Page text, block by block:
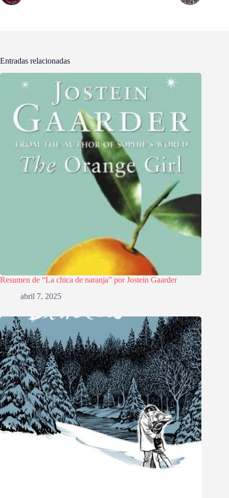
Entradas relacionadas
Resumen de “La chica de naranja” por Jostein Gaarder
abril 7, 2025